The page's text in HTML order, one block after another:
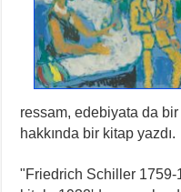
ressam, edebiyata da
hakkında bir kitap yazdı.
"Friedrich Schiller 1759-